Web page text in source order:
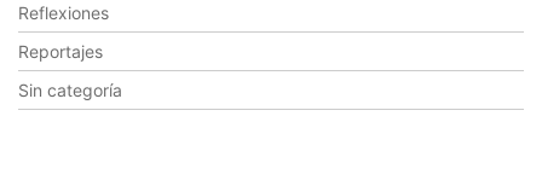
Reflexiones
Reportajes
Sin categoría